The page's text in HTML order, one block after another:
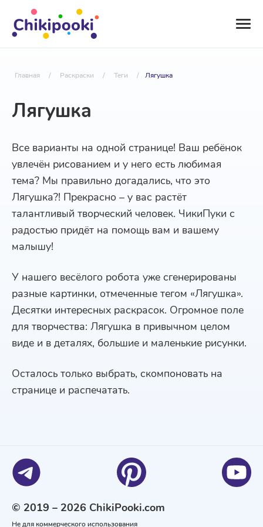
Главная / Раскраски / Теги / Лягушка
Лягушка
Все варианты на одной странице! Ваш ребёнок
увлечён рисованием и у него есть любимая
тема? Мы правильно догадались, что это
Лягушка?! Прекрасно – у вас растёт
талантливый творческий человек. ЧикиПуки с
радостью придёт на помощь вам и вашему
малышу!
У нашего весёлого робота уже сгенерированы
разные картинки, отмеченные тегом «Лягушка».
Десятки интересных раскрасок. Огромное поле
для творчества: Лягушка в привычном целом
виде и в деталях, большие и маленькие рисунки.
Осталось только выбрать, скомпоновать на
странице и распечатать.
© 2019 – 2026 ChikiPooki.com
Не для коммерческого использования